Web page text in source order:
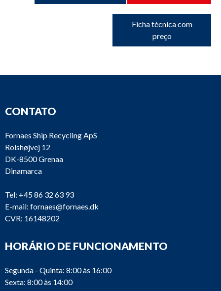
Ficha técnica com
preço
CONTATO
Fornaes Ship Recycling ApS
Rolshøjvej 12
DK-8500 Grenaa
Dinamarca
Tel: +45 86 32 63 93
E-mail: fornaes@fornaes.dk
CVR: 16148202
HORÁRIO DE FUNCIONAMENTO
Segunda - Quinta: 8:00 às 16:00
Sexta: 8:00 às 14:00